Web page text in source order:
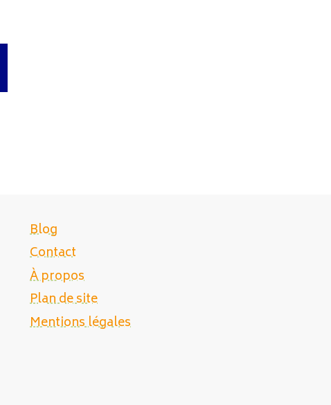
Blog
Contact
À propos
Plan de site
Mentions légales